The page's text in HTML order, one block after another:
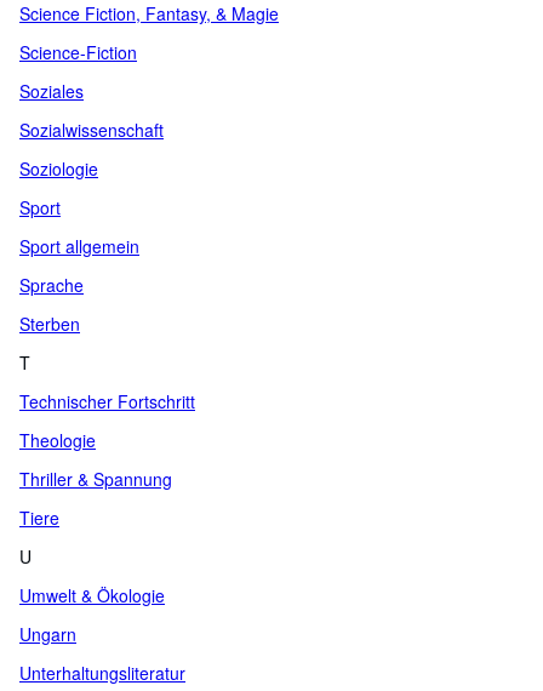
Science Fiction, Fantasy, & Magie
Science-Fiction
Soziales
Sozialwissenschaft
Soziologie
Sport
Sport allgemein
Sprache
Sterben
T
Technischer Fortschritt
Theologie
Thriller & Spannung
Tiere
U
Umwelt & Ökologie
Ungarn
Unterhaltungsliteratur